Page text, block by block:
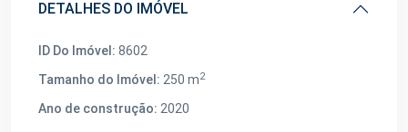
DETALHES DO IMÓVEL
ID Do Imóvel: 8602
Tamanho do Imóvel: 250 m2
Ano de construção: 2020